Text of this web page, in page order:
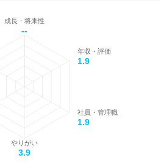
成長・将来性
--
年収・評価
1.9
社員・管理職
1.9
やりがい
3.9